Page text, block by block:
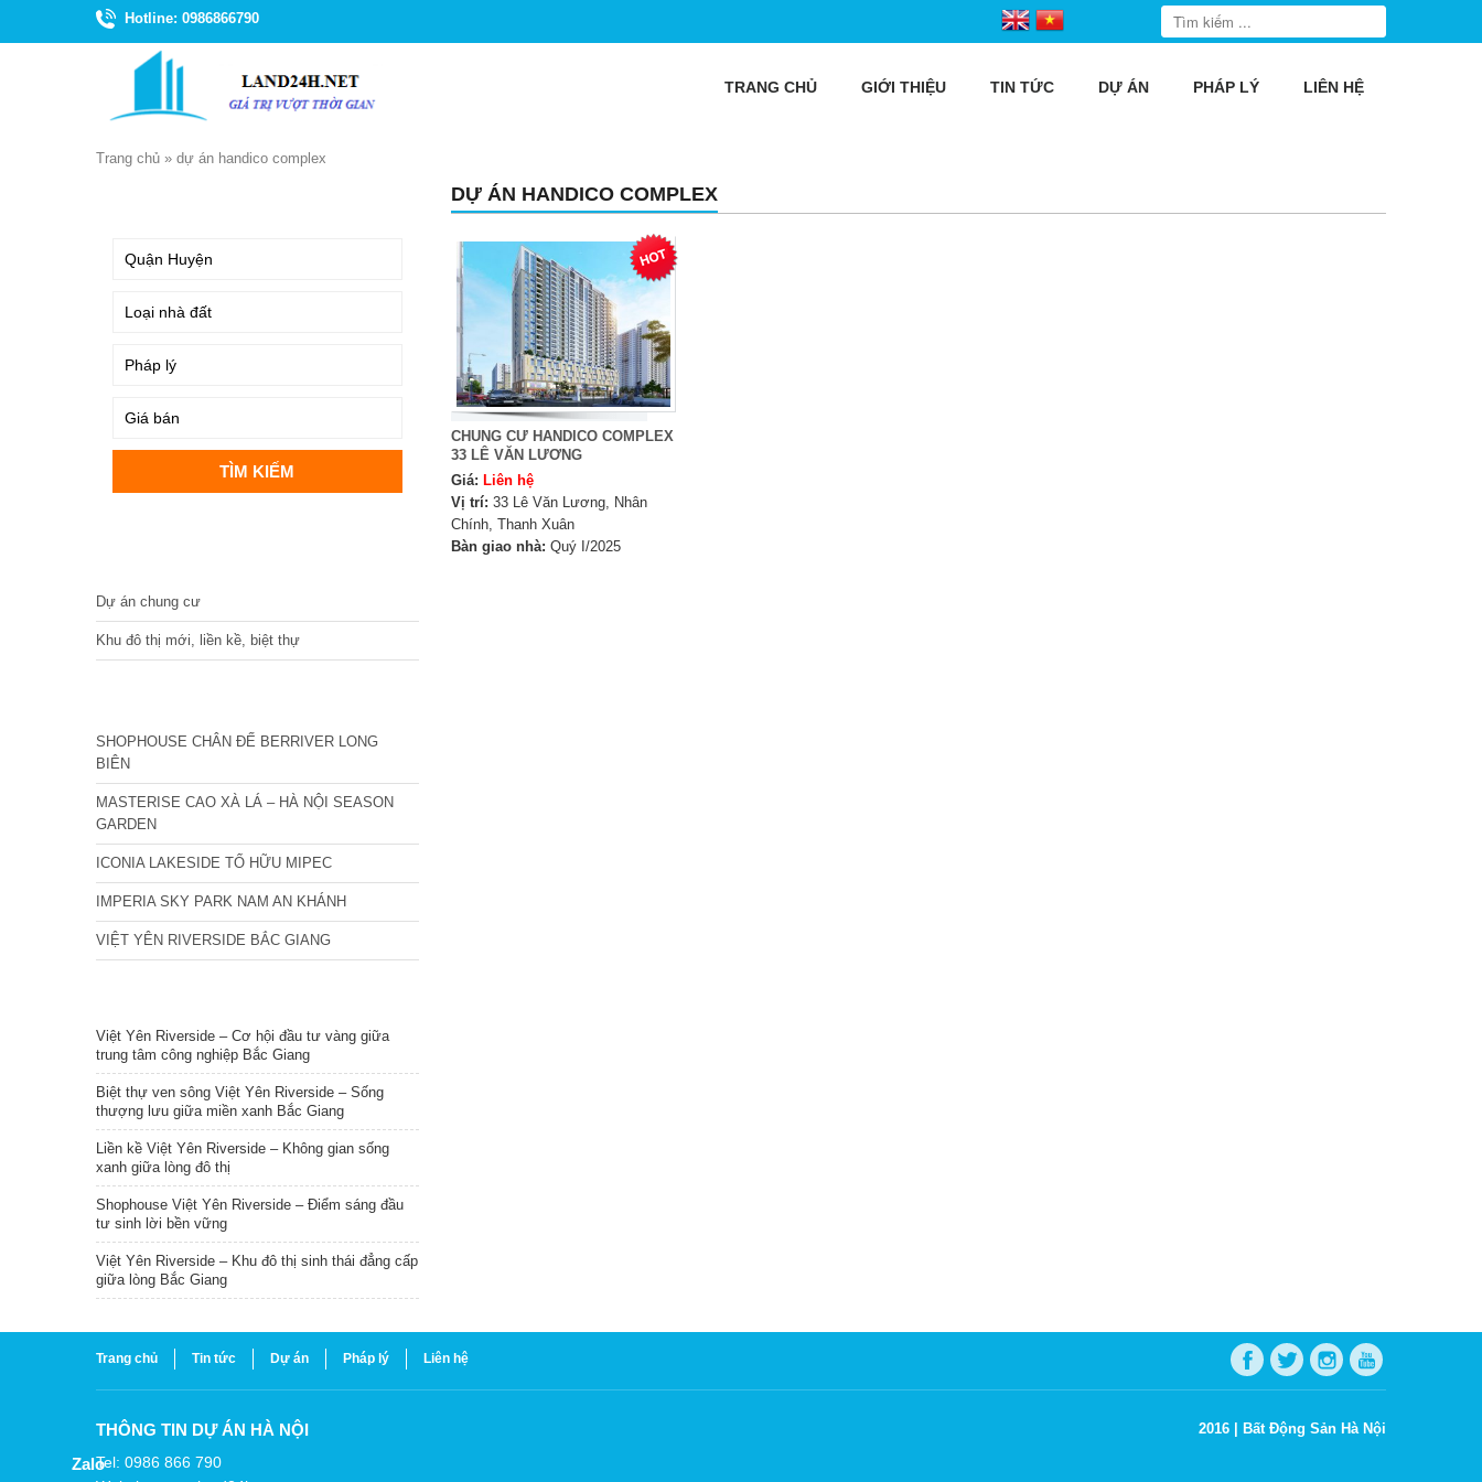
Hotline: 0986866790
TRANG CHỦ GIỚI THIỆU TIN TỨC DỰ ÁN PHÁP LÝ LIÊN HỆ
Trang chủ » dự án handico complex
DỰ ÁN HANDICO COMPLEX
CHUNG CƯ HANDICO COMPLEX
33 LÊ VĂN LƯƠNG
Giá: Liên hệ
Vị trí: 33 Lê Văn Lương, Nhân
Chính, Thanh Xuân
Bàn giao nhà: Quý I/2025
Dự án chung cư
Khu đô thị mới, liền kề, biệt thự
SHOPHOUSE CHÂN ĐẾ BERRIVER LONG
BIÊN
MASTERISE CAO XÀ LÁ – HÀ NỘI SEASON
GARDEN
ICONIA LAKESIDE TỐ HỮU MIPEC
IMPERIA SKY PARK NAM AN KHÁNH
VIỆT YÊN RIVERSIDE BẮC GIANG
Việt Yên Riverside – Cơ hội đầu tư vàng giữa
trung tâm công nghiệp Bắc Giang
Biệt thự ven sông Việt Yên Riverside – Sống
thượng lưu giữa miền xanh Bắc Giang
Liền kề Việt Yên Riverside – Không gian sống
xanh giữa lòng đô thị
Shophouse Việt Yên Riverside – Điểm sáng đầu
tư sinh lời bền vững
Việt Yên Riverside – Khu đô thị sinh thái đẳng cấp
giữa lòng Bắc Giang
Trang chủ Tin tức Dự án Pháp lý Liên hệ
THÔNG TIN DỰ ÁN HÀ NỘI
Tel: 0986 866 790
2016 | Bất Động Sản Hà Nội
Zalo